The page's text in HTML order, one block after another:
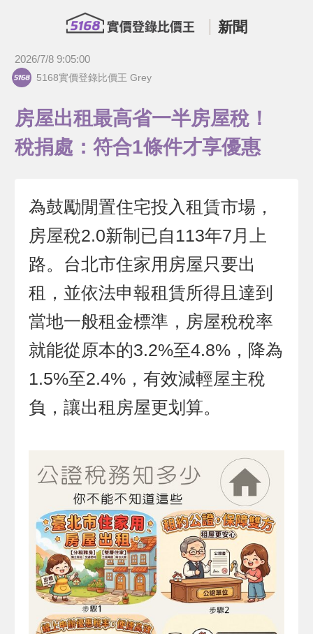
新聞
2026/7/8 9:05:00
5168實價登錄比價王 Grey
房屋出租最高省一半房屋稅！
稅捐處：符合1條件才享優惠
為鼓勵閒置住宅投入租賃市場，
房屋稅2.0新制已自113年7月上
路。台北市住家用房屋只要出
租，並依法申報租賃所得且達到
當地一般租金標準，房屋稅稅率
就能從原本的3.2%至4.8%，降為
1.5%至2.4%，有效減輕屋主稅
負，讓出租房屋更划算。